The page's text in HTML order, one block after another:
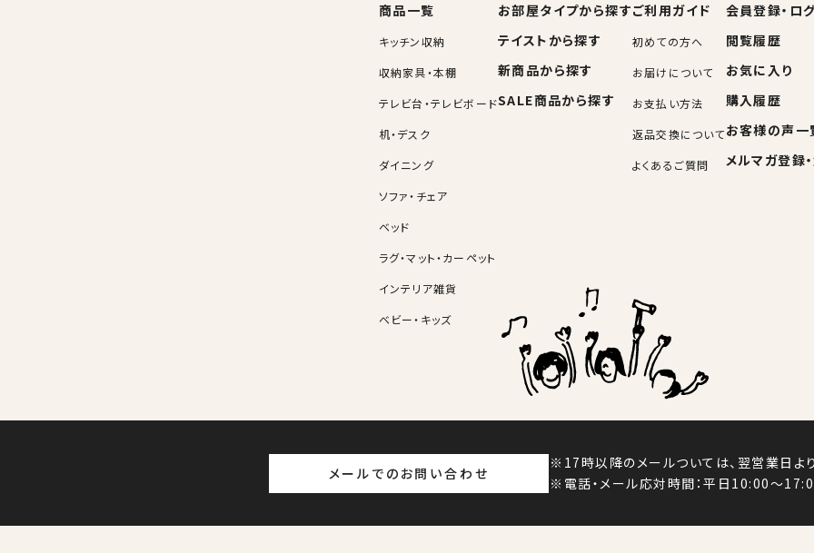
商品一覧
キッチン収納
収納家具・本棚
テレビ台・テレビボード
机・デスク
ダイニング
ソファ・チェア
ベッド
ラグ・マット・カーペット
インテリア雑貨
ベビー・キッズ
お部屋タイプから探す
テイストから探す
新商品から探す
SALE商品から探す
ご利用ガイド
初めての方へ
お届けについて
お支払い方法
返品交換について
よくあるご質問
会員登録・ロ
閲覧履歴
お気に入り
購入履歴
お客様の声一
メルマガ登録
メールでのお問い合わせ
17時以降のメールついては、翌営業日よ
電話・メール応対時間：平日10:00～